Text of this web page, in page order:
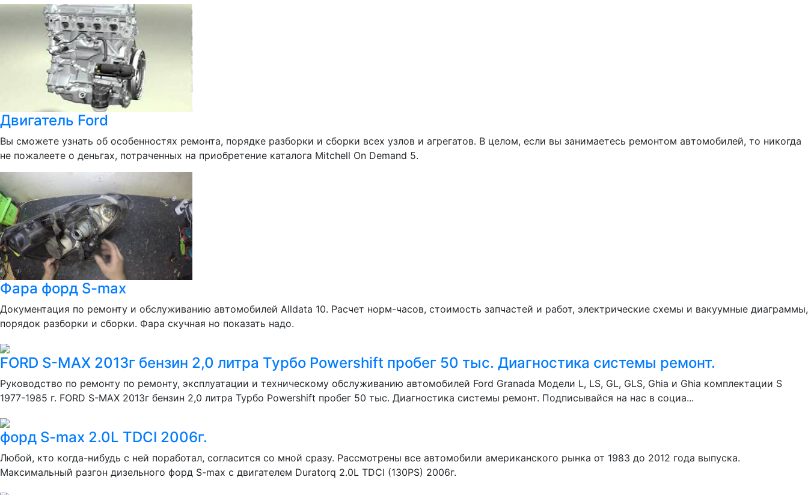
Двигатель Ford
Вы сможете узнать об особенностях ремонта, порядке разборки и сборки всех узлов и агрегатов. В целом, если вы занимаетесь ремонтом автомобилей, то никогда
не пожалеете о деньгах, потраченных на приобретение каталога Mitchell On Demand 5.
Фара форд S-max
Документация по ремонту и обслуживанию автомобилей Alldata 10. Расчет норм-часов, стоимость запчастей и работ, электрические схемы и вакуумные диаграммы,
порядок разборки и сборки. Фара скучная но показать надо.
FORD S-MAX 2013г бензин 2,0 литра Турбо Powershift пробег 50 тыс. Диагностика системы ремонт.
Руководство по ремонту по ремонту, эксплуатации и техническому обслуживанию автомобилей Ford Granada Модели L, LS, GL, GLS, Ghia и Ghia комплектации S
1977-1985 г. FORD S-MAX 2013г бензин 2,0 литра Турбо Powershift пробег 50 тыс. Диагностика системы ремонт. Подписывайся на нас в социа...
форд S-max 2.0L TDCI 2006г.
Любой, кто когда-нибудь с ней поработал, согласится со мной сразу. Рассмотрены все автомобили американского рынка от 1983 до 2012 года выпуска.
Максимальный разгон дизельного форд S-max с двигателем Duratorq 2.0L TDCI (130PS) 2006г.